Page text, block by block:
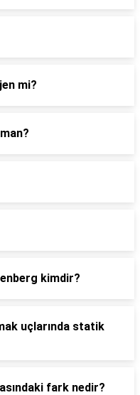
mi?
kimdir?
uçlarında statik
fark nedir?